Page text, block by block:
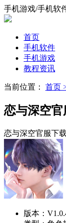
手机游戏/手机软
首页
手机软件
手机游戏
教程资讯
当前位置： 首页
恋与深空
恋与深空官服下
版本：